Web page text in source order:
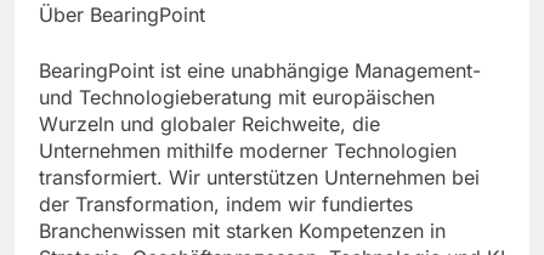
Über BearingPoint
BearingPoint ist eine unabhängige Management-
und Technologieberatung mit europäischen
Wurzeln und globaler Reichweite, die
Unternehmen mithilfe moderner Technologien
transformiert. Wir unterstützen Unternehmen bei
der Transformation, indem wir fundiertes
Branchenwissen mit starken Kompetenzen in